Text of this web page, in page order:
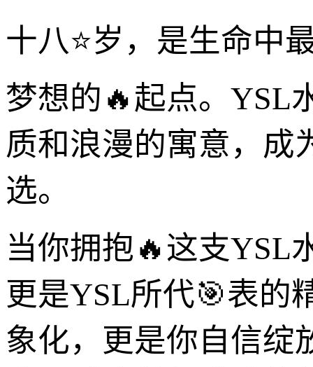
十八⭐岁，是生命中
梦想的🔥起点。YSL
质和浪漫的寓意，成
选。
当你拥抱🔥这支YSL
更是YSL所代🎯表的
象化，更是你自信绽